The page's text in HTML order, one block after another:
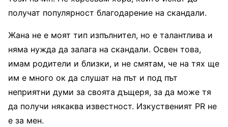
получат популярност благодарение на скандали.
Жана не е моят тип изпълнител, но е талантлива и
няма нужда да залага на скандали. Освен това,
имам родители и близки, и не смятам, че на тях ще
им е много ок да слушат на път и под път
неприятни думи за своята дъщеря, за да може тя
да получи някаква известност. Изкуственият PR не
е за мен.